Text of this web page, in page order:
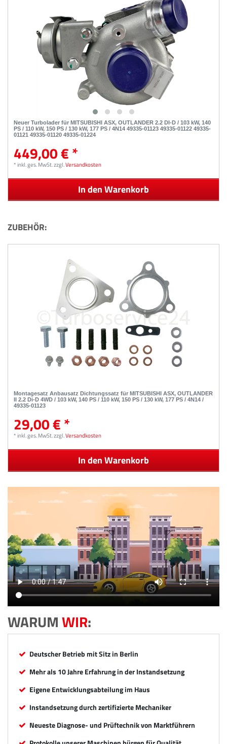
Neuer Turbolader für MITSUBISHI ASX, OUTLANDER 2.2 DI-D / 103 kW, 140
PS / 110 kW, 150 PS / 130 kW, 177 PS / 4N14 49335-01123 49335-01122 49335-
01121 49335-01120 49335-01224
449,00 € *
*inkl. ges. MwSt.zzgl.Versandkosten
In den Warenkorb
ZUBEHÖR:
Montagesatz Anbausatz Dichtungssatz für MITSUBISHI ASX, OUTLANDER
II 2.2 Di-D 4WD / 103 kW, 140 PS / 110 kW, 150 PS / 130 kW, 177 PS / 4N14 /
49335-01123
29,00 € *
*inkl. ges. MwSt.zzgl.Versandkosten
In den Warenkorb
WARUMWIR:
Deutscher Betrieb mit Sitz in Berlin
Mehr als 10 Jahre Erfahrung in der Instandsetzung
Eigene Entwicklungsabteilung im Haus
Instandsetzung durch zertifizierte Mechaniker
Neueste Diagnose- und Prüftechnik von Marktführern